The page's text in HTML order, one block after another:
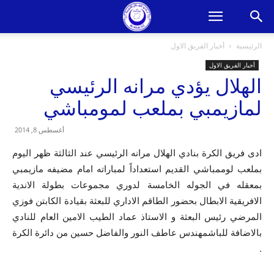
الرئيسية أخبار الفريق الاول
أخبار الفريق الاول
الهلال يؤدي مرانه الرئيسي
لمازيمبي بملعب لمومباشي
أغسطس 8, 2014
ادى فريق الكرة بنادي الهلال مرانه الرئيسي عند الثالثة ظهر اليوم
بملعب لوممباشي القديم استعداداً لمباراته امام مضيفه مازيمبي
بمعقله في الجوله الخامسة لدوري مجموعات بطولة الاندية
الافريقية الابطال بحضور الطاقم الاداري للبعثة بقيادة الكابتن فوزي
المرضي رئيس البعثة و الاستاذ عماد الطيب الامين العام للنادي
بالاضافة للباشمهندس عاطف النور والفاضل حسين من دائرة الكرة
.